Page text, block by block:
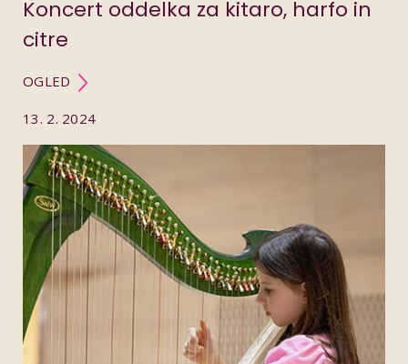
Koncert oddelka za kitaro, harfo in
citre
OGLED
13. 2. 2024